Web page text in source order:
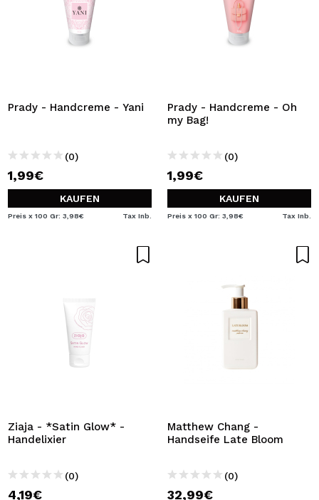
Prady - Handcreme - Yani
(0)
1,99€
KAUFEN
Preis x 100 Gr: 3,98€ Tax Inb.
Prady - Handcreme - Oh
my Bag!
(0)
1,99€
KAUFEN
Preis x 100 Gr: 3,98€ Tax Inb.
Ziaja - *Satin Glow* -
Handelixier
(0)
4,19€
Matthew Chang -
Handseife Late Bloom
(0)
32,99€